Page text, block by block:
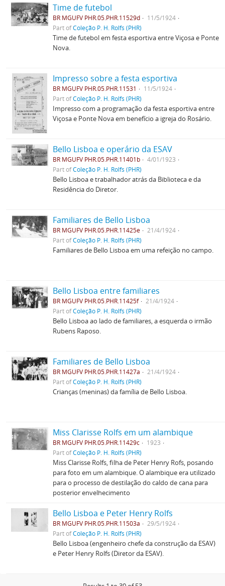
Time de futebol
BR MGUFV PHR.05.PHR.11529d
11/5/1924
Part ofColeção P. H. Rolfs (PHR)
Time de futebol em festa esportiva entre Viçosa e Ponte
Nova.
Impresso sobre a festa esportiva
BR MGUFV PHR.05.PHR.11531
11/5/1924
Part ofColeção P. H. Rolfs (PHR)
Impresso com a programação da festa esportiva entre
Viçosa e Ponte Nova em benefício a igreja do Rosário.
Bello Lisboa e operário da ESAV
BR MGUFV PHR.05.PHR.11401b
4/01/1923
Part ofColeção P. H. Rolfs (PHR)
Bello Lisboa e trabalhador atrás da Biblioteca e da
Residência do Diretor.
Familiares de Bello Lisboa
BR MGUFV PHR.05.PHR.11425e
21/4/1924
Part ofColeção P. H. Rolfs (PHR)
Familiares de Bello Lisboa em uma refeição no campo.
Bello Lisboa entre familiares
BR MGUFV PHR.05.PHR.11425f
21/4/1924
Part ofColeção P. H. Rolfs (PHR)
Bello Lisboa ao lado de familiares, a esquerda o irmão
Rubens Raposo.
Familiares de Bello Lisboa
BR MGUFV PHR.05.PHR.11427a
21/4/1924
Part ofColeção P. H. Rolfs (PHR)
Crianças (meninas) da família de Bello Lisboa.
Miss Clarisse Rolfs em um alambique
BR MGUFV PHR.05.PHR.11429c
1923
Part ofColeção P. H. Rolfs (PHR)
Miss Clarisse Rolfs, filha de Peter Henry Rofs, posando
para foto em um alambique. O alambique era utilizado
para o processo de destilação do caldo de cana para
posterior envelhecimento
Bello Lisboa e Peter Henry Rolfs
BR MGUFV PHR.05.PHR.11503a
29/5/1924
Part ofColeção P. H. Rolfs (PHR)
Bello Lisboa (engenheiro chefe da construção da ESAV)
e Peter Henry Rolfs (Diretor da ESAV).